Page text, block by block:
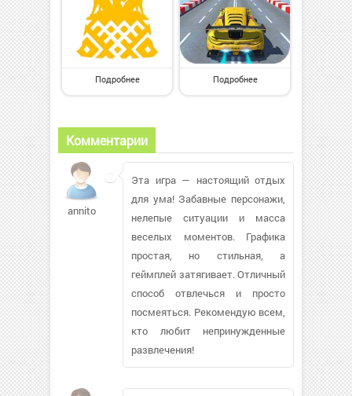
Подробнее Подробнее
Комментарии
annito
Эта игра — настоящий отдых
для ума! Забавные персонажи,
нелепые ситуации и масса
веселых моментов. Графика
простая, но стильная, а
геймплей затягивает. Отличный
способ отвлечься и просто
посмеяться. Рекомендую всем,
кто любит непринужденные
развлечения!